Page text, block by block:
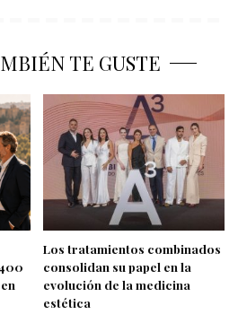
TE GUSTE
Los tratamientos combinados
consolidan su papel en la
evolución de la medicina
estética